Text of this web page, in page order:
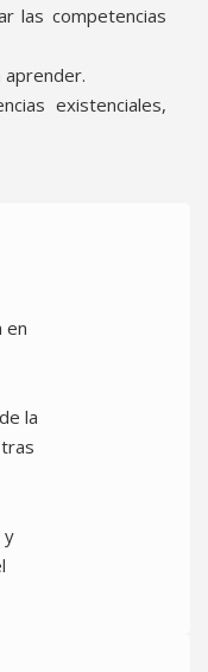
las competencias
existenciales,
en
la
y